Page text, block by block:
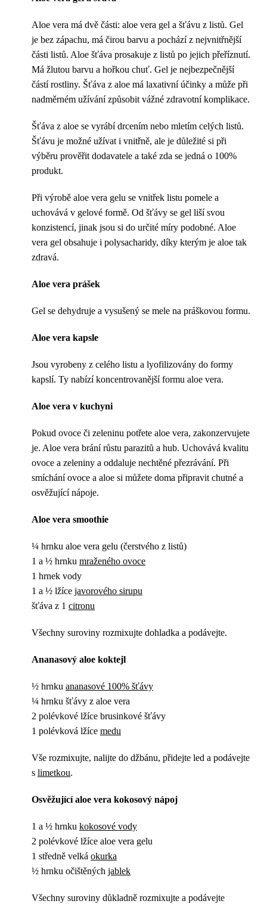
Aloe vera má dvě části: aloe vera gel a šťávu z listů. Gel
je bez zápachu, má čirou barvu a pochází z nejvnitřnější
části listů. Aloe šťáva prosakuje z listů po jejich přeříznutí.
Má žlutou barvu a hořkou chuť. Gel je nejbezpečnější
částí rostliny. Šťáva z aloe má laxativní účinky a může při
nadměrném užívání způsobit vážné zdravotní komplikace.
Šťáva z aloe se vyrábí drcením nebo mletím celých listů.
Šťávu je možné užívat i vnitřně, ale je důležité si při
výběru prověřit dodavatele a také zda se jedná o 100%
produkt.
Při výrobě aloe vera gelu se vnitřek listu pomele a
uchovává v gelové formě. Od šťávy se gel liší svou
konzistencí, jinak jsou si do určité míry podobné. Aloe
vera gel obsahuje i polysacharidy, díky kterým je aloe tak
zdravá.
Aloe vera prášek
Gel se dehydruje a vysušený se mele na práškovou formu.
Aloe vera kapsle
Jsou vyrobeny z celého listu a lyofilizovány do formy
kapslí. Ty nabízí koncentrovanější formu aloe vera.
Aloe vera v kuchyni
Pokud ovoce či zeleninu potřete aloe vera, zakonzervujete
je. Aloe vera brání růstu parazitů a hub. Uchovává kvalitu
ovoce a zeleniny a oddaluje nechtěné přezrávání. Při
smíchání ovoce a aloe si můžete doma připravit chutné a
osvěžující nápoje.
Aloe vera smoothie
¼ hrnku aloe vera gelu (čerstvého z listů)
1 a ½ hrnku mraženého ovoce
1 hrnek vody
1 a ½ lžíce javorového sirupu
šťáva z 1 citronu
Všechny suroviny rozmixujte dohladka a podávejte.
Ananasový aloe koktejl
½ hrnku ananasové 100% šťávy
¼ hrnku šťávy z aloe vera
2 polévkové lžíce brusinkové šťávy
1 polévková lžíce medu
Vše rozmixujte, nalijte do džbánu, přidejte led a podávejte
s limetkou.
Osvěžující aloe vera kokosový nápoj
1 a ½ hrnku kokosové vody
2 polévkové lžíce aloe vera gelu
1 středně velká okurka
½ hrnku očištěných jablek
Všechny suroviny důkladně rozmixujte a podávejte